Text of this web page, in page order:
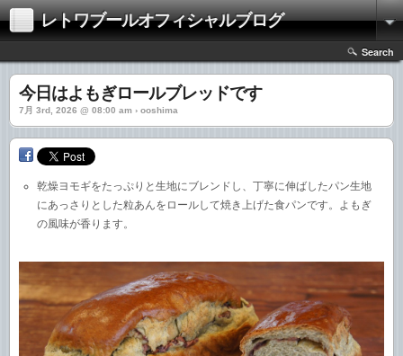
レトワブールオフィシャルブログ
Search
今日はよもぎロールブレッドです
7月 3rd, 2026 @ 08:00 am › ooshima
乾燥ヨモギをたっぷりと生地にブレンドし、丁寧に伸ばしたパン生地
にあっさりとした粒あんをロールして焼き上げた食パンです。よもぎ
の風味が香ります。